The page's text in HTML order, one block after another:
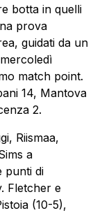
botta in quelli
prova
guidati da un
match point.
14, Mantova
2.
Riismaa,
a
punti di
Fletcher e
(10-5),